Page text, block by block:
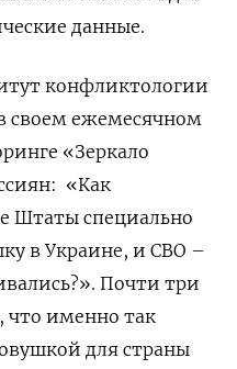
данные.
конфликтологии
своем ежемесячном
«Зеркало
«Как
Штаты специально
в Украине, и СВО –
Почти три
что именно так
для страны